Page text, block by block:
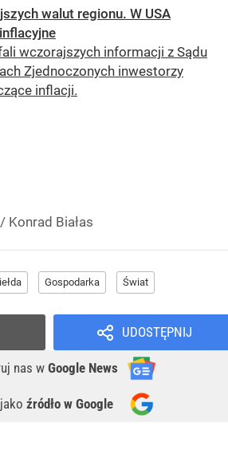
walut regionu. W USA
wczorajszych informacji z Sądu
Zjednoczonych inwestorzy
inflacji.
/ Konrad Białas
Gospodarka Świat
UDOSTĘPNIJ
nas w Google News
źródło w Google